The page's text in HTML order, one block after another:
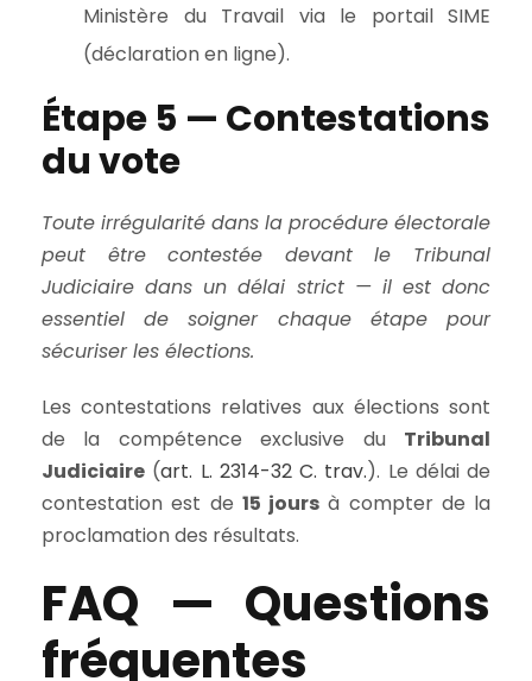
Ministère du Travail via le portail SIME
(déclaration en ligne).
Étape 5 — Contestations
du vote
Toute irrégularité dans la procédure électorale
peut être contestée devant le Tribunal
Judiciaire dans un délai strict — il est donc
essentiel de soigner chaque étape pour
sécuriser les élections.
Les contestations relatives aux élections sont
de la compétence exclusive du Tribunal
Judiciaire (art. L. 2314-32 C. trav.). Le délai de
contestation est de 15 jours à compter de la
proclamation des résultats.
FAQ — Questions
fréquentes